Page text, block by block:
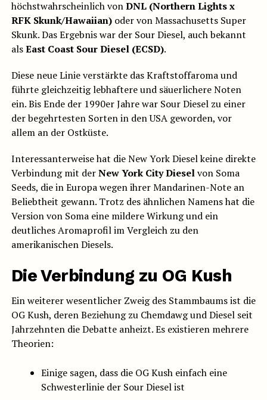
höchstwahrscheinlich vonDNL (Northern Lights x
RFK Skunk/Hawaiian)oder von Massachusetts Super
Skunk. Das Ergebnis war der Sour Diesel, auch bekannt
alsEast Coast Sour Diesel (ECSD).
Diese neue Linie verstärkte das Kraftstoffaroma und
führte gleichzeitig lebhaftere und säuerlichere Noten
ein. Bis Ende der 1990er Jahre war Sour Diesel zu einer
der begehrtesten Sorten in den USA geworden, vor
allem an der Ostküste.
Interessanterweise hat die New York Diesel keine direkte
Verbindung mit derNew York City Dieselvon Soma
Seeds, die in Europa wegen ihrer Mandarinen-Note an
Beliebtheit gewann. Trotz des ähnlichen Namens hat die
Version von Soma eine mildere Wirkung und ein
deutliches Aromaprofil im Vergleich zu den
amerikanischen Diesels.
Die Verbindung zu OG Kush
Ein weiterer wesentlicher Zweig des Stammbaums ist die
OG Kush, deren Beziehung zu Chemdawg und Diesel seit
Jahrzehnten die Debatte anheizt. Es existieren mehrere
Theorien:
Einige sagen, dass die OG Kush einfach eine
Schwesterlinie der Sour Diesel ist